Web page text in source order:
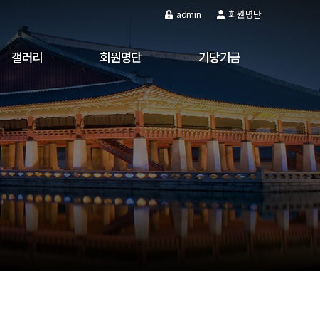
admin 회원명단
갤러리 회원명단 기당기금